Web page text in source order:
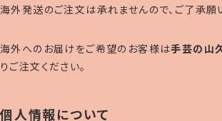
海外発送のご注文は承れませんので、ご了承願
海外へのお届けをご希望のお客様は手芸の山
りご注文ください。
個人情報について